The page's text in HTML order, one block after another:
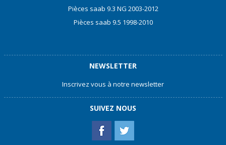
Pièces saab 9.3 NG 2003-2012
Pièces saab 9.5 1998-2010
NEWSLETTER
Inscrivez vous à notre newsletter
SUIVEZ NOUS